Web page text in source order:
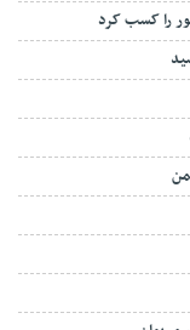
را کسب کرد